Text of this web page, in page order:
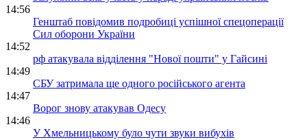
14:56
Генштаб повідомив подробиці успішної спецоперації
Сил оборони України
14:52
рф атакувала відділення "Нової пошти" у Гайсині
14:49
СБУ затримала ще одного російського агента
14:47
Ворог знову атакував Одесу
14:46
У Хмельницькому було чути звуки вибухів